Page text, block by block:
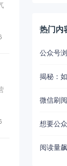
热门内
公众号
揭秘：
微信刷
想要公
阅读量